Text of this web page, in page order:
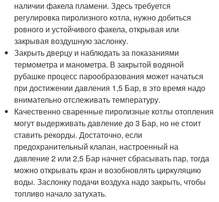
наличии факела пламени. Здесь требуется
регулировка пиролизного котла, нужно добиться
ровного и устойчивого факела, открывая или
закрывая воздушную заслонку.
Закрыть дверцу и наблюдать за показаниями
термометра и манометра. В закрытой водяной
рубашке процесс парообразования может начаться
при достижении давления 1,5 Бар, в это время надо
внимательно отслеживать температуру.
Качественно сваренные пиролизные котлы отопления
могут выдерживать давление до 3 Бар, но не стоит
ставить рекорды. Достаточно, если
предохранительный клапан, настроенный на
давление 2 или 2,5 Бар начнет сбрасывать пар, тогда
можно открывать кран и возобновлять циркуляцию
воды. Заслонку подачи воздуха надо закрыть, чтобы
топливо начало затухать.